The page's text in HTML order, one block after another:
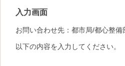
入力画面
お問い合わせ先：都市局/都心整備
以下の内容を入力してください。